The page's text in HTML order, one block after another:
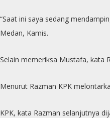
“Saat ini saya sedang
Medan, Kamis.
Selain memeriksa Mustafa, kata
Menurut Razman KPK
KPK, kata Razman selanjutnya